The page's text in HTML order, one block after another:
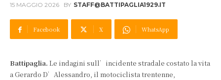
15 MAGGIO 2026 BY STAFF@BATTIPAGLIA1929.IT
Facebook X WhatsApp
Battipaglia. Le indagini sull’incidente stradale costato la vita
a Gerardo D’Alessandro, il motociclista trentenne,